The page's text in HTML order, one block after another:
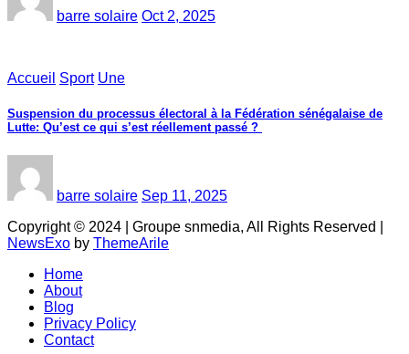
barre solaire Oct 2, 2025
Accueil Sport Une
‎Suspension du processus électoral à la Fédération sénégalaise de
Lutte: Qu’est ce qui s’est réellement passé ? ‎‎
barre solaire Sep 11, 2025
Copyright © 2024 | Groupe snmedia, All Rights Reserved
NewsExo by ThemeArile
Home
About
Blog
Privacy Policy
Contact